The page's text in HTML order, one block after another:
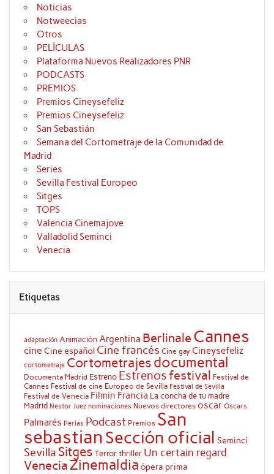
Noticias
Notweecias
Otros
PELÍCULAS
Plataforma Nuevos Realizadores PNR
PODCASTS
PREMIOS
Premios Cineysefeliz
Premios Cineysefeliz
San Sebastián
Semana del Cortometraje de la Comunidad de
Madrid
Series
Sevilla Festival Europeo
Sitges
TOPS
Valencia Cinemajove
Valladolid Seminci
Venecia
Etiquetas
adaptación AnimaciónArgentina Berlinale Cannes
cine Cine español Cine francés Cine gay Cineysefeliz
cortometraje Cortometrajes documental
Documenta Madrid Estreno Estrenos festival Festival de
Cannes Festival de cine Europeo de Sevilla Festival de Sevilla
Festival de Venecia Filmin Francia La concha de tu madre
Madrid Nestor Juez nominaciones Nuevos directores oscar Oscars
Palmarés Perlas Podcast Premios San
sebastianSección oficial Seminci
Sevilla Sitges Terrorthriller Un certain regard
Venecia Zinemaldia ópera prima